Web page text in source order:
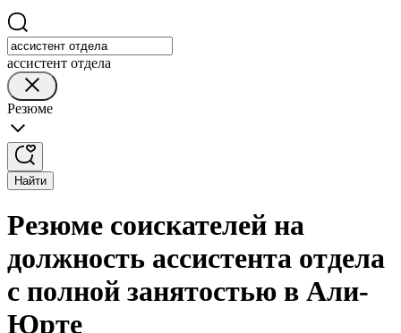
ассистент отдела
Резюме
Найти
Резюме соискателей на
должность ассистента отдела
с полной занятостью в Али-
Юрте